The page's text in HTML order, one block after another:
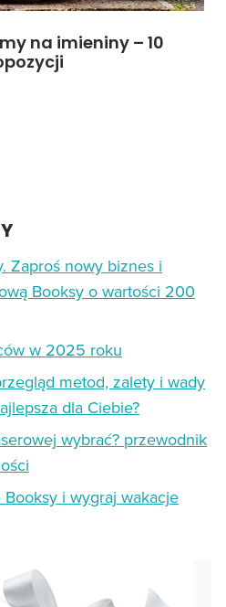
na imieniny – 10
Zaproś nowy biznes i
Booksy o wartości 200
w 2025 roku
metod, zalety i wady
dla Ciebie?
wybrać? przewodnik
i wygraj wakacje